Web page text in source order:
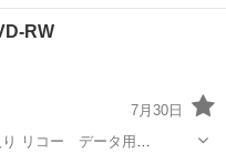
RW
7月30日
り リコー データ用